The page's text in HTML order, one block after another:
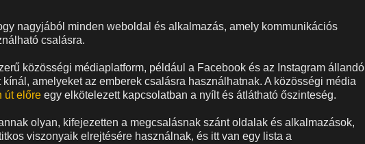
nagyjából minden weboldal és alkalmazás, amely kommunikációs
csalásra.
közösségi médiaplatform, például a Facebook és az Instagram állandó
amelyeket az emberek csalásra használhatnak. A közösségi média
út előre egy elkötelezett kapcsolatban a nyílt és átlátható őszinteség.
olyan, kifejezetten a megcsalásnak szánt oldalak és alkalmazások,
viszonyaik elrejtésére használnak, és itt van egy lista a